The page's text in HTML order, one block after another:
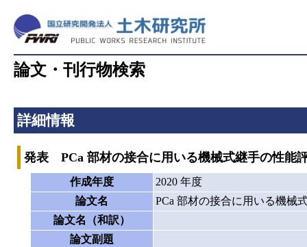
論文・刊行物検索
詳細情報
発表 PCa 部材の接合に用いる機械式継手の性能
作成年度
2020 年度
論文名
PCa 部材の接合に用いる機械
論文名（和訳）
論文副題